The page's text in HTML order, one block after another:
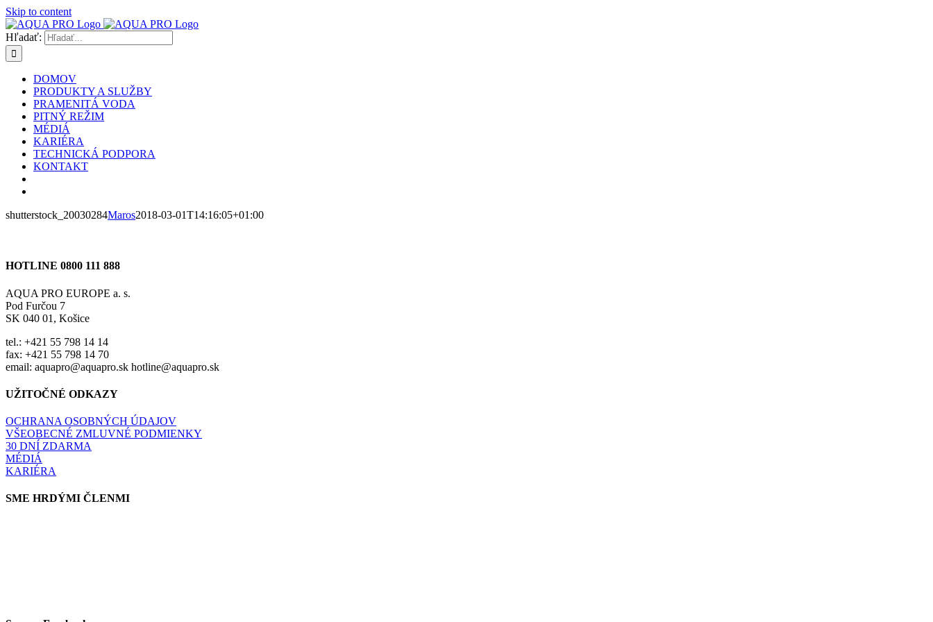
Skip to content
Hľadať:
DOMOV
PRODUKTY A SLUŽBY
PRAMENITÁ VODA
PITNÝ REŽIM
MÉDIÁ
KARIÉRA
TECHNICKÁ PODPORA
KONTAKT
shutterstock_20030284Maros2018-03-01T14:16:05+01:00
HOTLINE 0800 111 888
AQUA PRO EUROPE a. s.
Pod Furčou 7
SK 040 01, Košice
tel.: +421 55 798 14 14
fax: +421 55 798 14 70
email: aquapro@aquapro.sk hotline@aquapro.sk
UŽITOČNÉ ODKAZY
OCHRANA OSOBNÝCH ÚDAJOV
VŠEOBECNÉ ZMLUVNÉ PODMIENKY
30 DNÍ ZDARMA
MÉDIÁ
KARIÉRA
SME HRDÝMI ČLENMI